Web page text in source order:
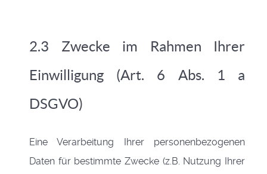
2.3 Zwecke im Rahmen Ihrer
Einwilligung (Art. 6 Abs. 1 a
DSGVO)
Eine Verarbeitung Ihrer personenbezogenen
Daten für bestimmte Zwecke (z.B. Nutzung Ihrer